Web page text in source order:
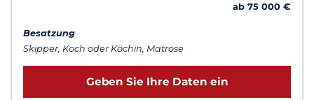
ab 75 000 €
Besatzung
Skipper, Koch oder Köchin, Matrose
Geben Sie Ihre Daten ein